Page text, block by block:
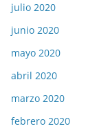
julio 2020
junio 2020
mayo 2020
abril 2020
marzo 2020
febrero 2020